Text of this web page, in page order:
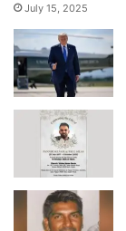
July 15, 2025